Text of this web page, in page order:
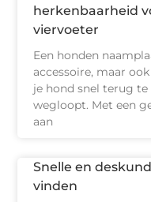
herkenbaarheid
viervoeter
Een honden
accessoire, maar
je hond snel terug
wegloopt. Met een
aan
Snelle en
vinden